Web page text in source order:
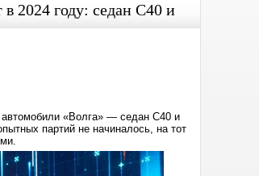
2024 году: седан C40 и
«Волга» — седан C40 и
партий не начиналось, на тот